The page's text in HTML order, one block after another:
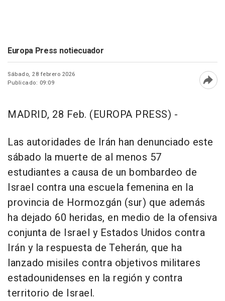
Europa Press notiecuador
Sábado, 28 febrero 2026
Publicado: 09:09
MADRID, 28 Feb. (EUROPA PRESS) -
Las autoridades de Irán han denunciado este
sábado la muerte de al menos 57
estudiantes a causa de un bombardeo de
Israel contra una escuela femenina en la
provincia de Hormozgán (sur) que además
ha dejado 60 heridas, en medio de la ofensiva
conjunta de Israel y Estados Unidos contra
Irán y la respuesta de Teherán, que ha
lanzado misiles contra objetivos militares
estadounidenses en la región y contra
territorio de Israel.